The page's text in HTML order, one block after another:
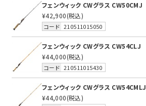
フェンウィック CWグラス CW50CMJ
¥42,900(税込)
コード 210511015050
フェンウィック CWグラス CW54CLJ
¥44,000(税込)
コード 210511015430
フェンウィック CWグラス CW54CMLJ
¥44,000(税込)